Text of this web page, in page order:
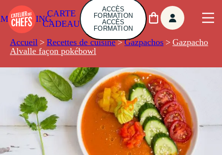
CARTE
CADEAU
ACCÈS
FORMATION
ACCÈS
FORMATION
Accueil > Recettes de cuisine > Gazpachos > Gazpacho
Alvalle façon pokébowl